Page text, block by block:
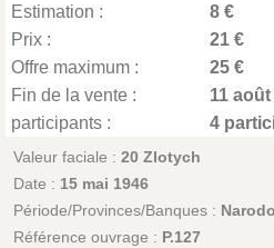
Estimation :
8 €
Prix :
21 €
Offre maximum :
25 €
Fin de la vente :
11
participants :
4
Valeur faciale : 20 Zlotych
Date : 15 mai 1946
Période/Provinces/Banques :
Référence ouvrage : P.127